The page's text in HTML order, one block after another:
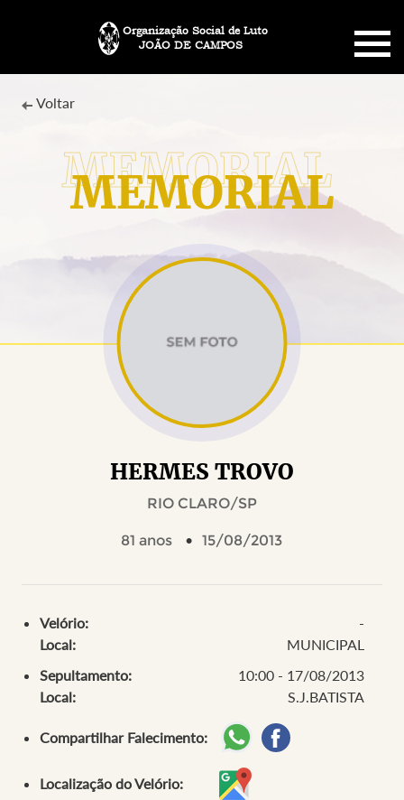
JOÃO DE CAMPOS
Organização Social de Luto
SOBRE NÓS
PLANO FUNERÁRIO
MENSAGENS
MEMORIAL
Voltar
HERMES TROVO
RIO CLARO/SP
81 anos 15/08/2013
Velório:
-
Local:
MUNICIPAL
Sepultamento:
10:00 - 17/08/2013
Local:
S.J.BATISTA
Compartilhar Falecimento:
Localização do Velório: